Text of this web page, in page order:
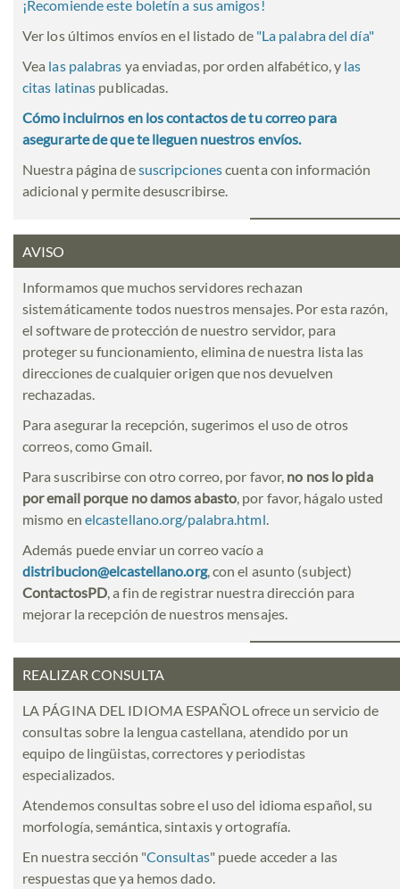
¡Recomiende este boletín a sus amigos!
Ver los últimos envíos en el listado de "La palabra del día"
Vea las palabras ya enviadas, por orden alfabético, y las
citas latinas publicadas.
Cómo incluirnos en los contactos de tu correo para
asegurarte de que te lleguen nuestros envíos.
Nuestra página desuscripcionescuenta con información
adicional y permite desuscribirse.
AVISO
Informamos que muchos servidores rechazan
sistemáticamente todos nuestros mensajes. Por esta razón,
el software de protección de nuestro servidor, para
proteger su funcionamiento, elimina de nuestra lista las
direcciones de cualquier origen que nos devuelven
rechazadas.
Para asegurar la recepción, sugerimos el uso de otros
correos, como Gmail.
Para suscribirse con otro correo, por favor, no nos lo pida
por email porque no damos abasto , por favor, hágalo usted
mismo en elcastellano.org/palabra.html
Además puede enviar un correo vacío a
distribucion@elcastellano.org, con el asunto (subject)
ContactosPD , a fin de registrar nuestra dirección para
mejorar la recepción de nuestros mensajes.
REALIZAR CONSULTA
LA PÁGINA DEL IDIOMA ESPAÑOL ofrece un servicio de
consultas sobre la lengua castellana, atendido por un
equipo de lingüistas, correctores y periodistas
especializados.
Atendemos consultas sobre el uso del idioma español, su
morfología, semántica, sintaxis y ortografía.
En nuestra sección "Consultas" puede acceder a las
respuestas que ya hemos dado.